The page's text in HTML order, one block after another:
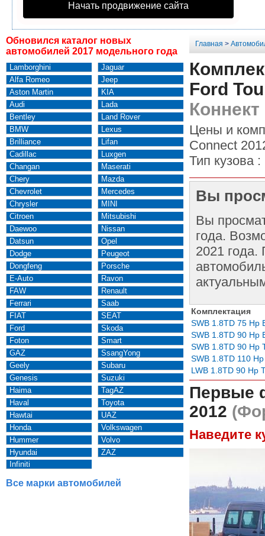
Начать продвижение сайта
Обновился каталог новых
автомобилей 2017 модельного года
Lamborghini
Alfa Romeo
Aston Martin
Audi
Bentley
BMW
Brilliance
Cadillac
Changan
Chery
Chevrolet
Chrysler
Citroen
Daewoo
Datsun
Dodge
Dongfeng
E-Auto
FAW
Ferrari
FIAT
Ford
Foton
GAZ
Geely
Genesis
Haima
Haval
Hawtai
Honda
Hummer
Hyundai
Infiniti
Jaguar
Jeep
KIA
Lada
Land Rover
Lexus
Lifan
Luxgen
Maserati
Mazda
Mercedes
MINI
Mitsubishi
Nissan
Opel
Peugeot
Porsche
Ravon
Renault
Saab
SEAT
Skoda
Smart
SsangYong
Subaru
Suzuki
TagAZ
Toyota
UAZ
Volkswagen
Volvo
ZAZ
Все марки автомобилей
Главная >
Ford
Коннект
Цены и
Connect
Тип кузова :
Вы
Вы
года.
2021 года.
Комплектация
SWB 1.8TD 75 Hp
SWB 1.8TD 90 Hp
SWB 1.8TD 90 Hp
SWB 1.8TD 110
LWB 1.8TD 90 Hp
Первые
2012
Наведите